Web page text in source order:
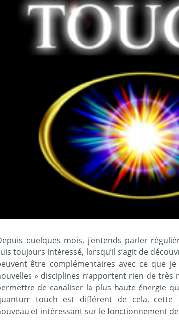
quelques mois, j’entends parler
toujours intéressé, lorsqu’il s’agit de
être complémentaires avec ce que
» disciplines n’apportent rien de
de canaliser la plus haute énergie
touch est différent de cela, cette
et intéressant sur le fonctionnement